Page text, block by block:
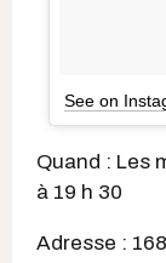
See on
Quand : Les
à 19 h 30
Adresse :